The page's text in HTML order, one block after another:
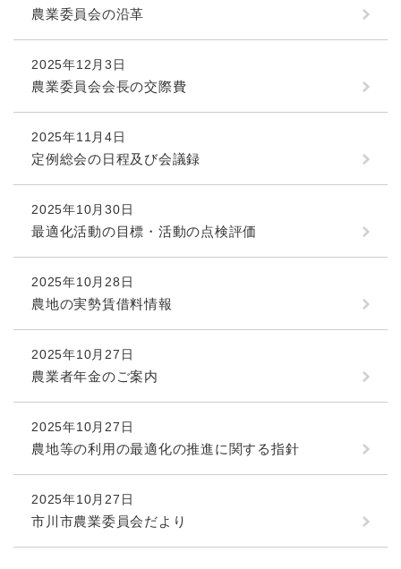
農業委員会の沿革
2025年12月3日
農業委員会会長の交際費
2025年11月4日
定例総会の日程及び会議録
2025年10月30日
最適化活動の目標・活動の点検評価
2025年10月28日
農地の実勢賃借料情報
2025年10月27日
農業者年金のご案内
2025年10月27日
農地等の利用の最適化の推進に関する指針
2025年10月27日
市川市農業委員会だより